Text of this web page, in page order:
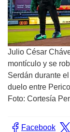
Julio César
montículo y se
Serdán durante
duelo entre
Foto: Cortesía
Facebook